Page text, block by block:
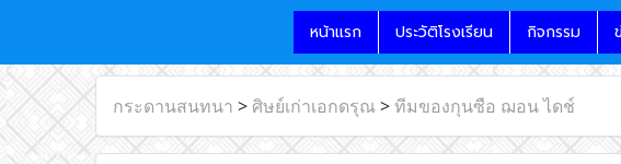
หน้าแรก ประวัติโรงเรียน กิจกรรม
กระดานสนทนา > ศิษย์เก่าเอกดรุณ >ทีมของกุนซือ ฌอน ไดช์